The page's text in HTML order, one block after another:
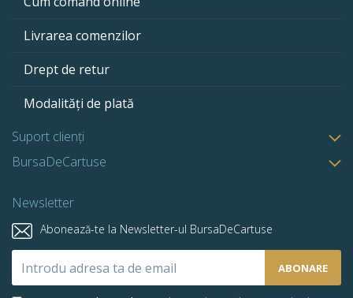
Livrarea comenzilor
Drept de retur
Modalități de plată
Suport clienți
BursaDeCartuse
Newsletter
Abonează-te la Newsletter-ul BursaDeCartuse
la
ABONARE